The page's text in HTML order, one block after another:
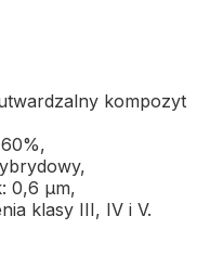
kompozyt
0,6 μm,
klasy III, IV i V.